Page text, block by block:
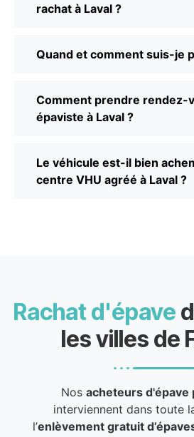
rachat à Laval ?
Quand et comment suis-je
Comment prendre rendez-
épaviste à Laval ?
Le véhicule est-il bien
centre VHU agréé à Laval ?
Rachat d'épave
les villes de
Nosacheteurs d'épave
interviennent dans toute
l’enlèvement gratuit